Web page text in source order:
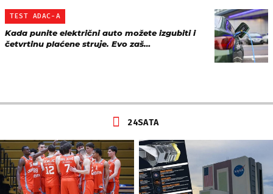
TEST ADAC-A
Kada punite električni auto možete izgubiti i
četvrtinu plaćene struje. Evo zaš…